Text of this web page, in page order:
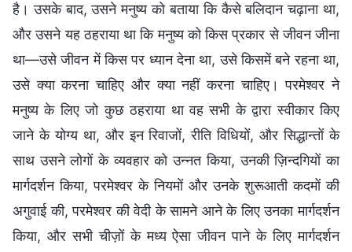
है। उसके बाद, उसने मनुष्य को बताया कि कैसे बलिदान चढ़ाना था,
और उसने यह ठहराया था कि मनुष्य को किस प्रकार से जीवन जीना
था—उसे जीवन में किस पर ध्यान देना था, उसे किसमें बने रहना था,
उसे क्या करना चाहिए और क्या नहीं करना चाहिए। परमेश्वर ने
मनुष्य के लिए जो कुछ ठहराया था वह सभी के द्वारा स्वीकार किए
जाने के योग्य था, और इन रिवाजों, रीति विधियों, और सिद्धान्तों के
साथ उसने लोगों के व्यवहार को उन्नत किया, उनकी ज़िन्दगियों का
मार्गदर्शन किया, परमेश्वर के नियमों और उनके शुरूआती कदमों की
अगुवाई की, परमेश्वर की वेदी के सामने आने के लिए उनका मार्गदर्शन
किया, और सभी चीज़ों के मध्य ऐसा जीवन पाने के लिए मार्गदर्शन